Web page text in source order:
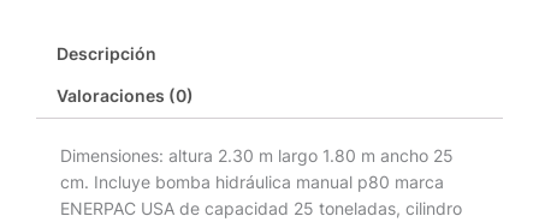
Descripción
Valoraciones (0)
Dimensiones: altura 2.30 m largo 1.80 m ancho 25
cm. Incluye bomba hidráulica manual p80 marca
ENERPAC USA de capacidad 25 toneladas, cilindro